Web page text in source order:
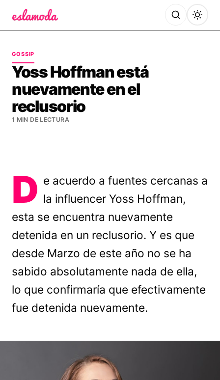
GOSSIP
Yoss Hoffman está
nuevamente en el
reclusorio
1 MIN DE LECTURA
D e acuerdo a fuentes cercanas a
la influencer Yoss Hoffman,
esta se encuentra nuevamente
detenida en un reclusorio. Y es que
desde Marzo de este año no se ha
sabido absolutamente nada de ella,
lo que confirmaría que efectivamente
fue detenida nuevamente.